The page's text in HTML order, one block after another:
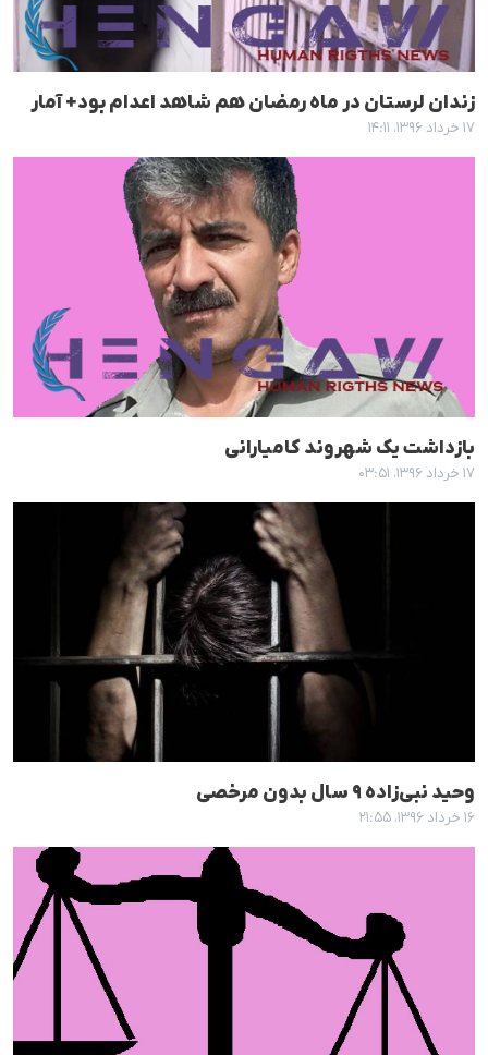
زندان لرستان در ماه رمضان هم شاهد اعدام بود+ آمار
۱۷ خرداد ۱۳۹۶، ۱۴:۱۱
بازداشت یک شهروند کامیارانی
۱۷ خرداد ۱۳۹۶، ۰۳:۵۱
وحید نبی‌زادە ٩ سال بدون مرخصی
۱۶ خرداد ۱۳۹۶، ۲۱:۵۵